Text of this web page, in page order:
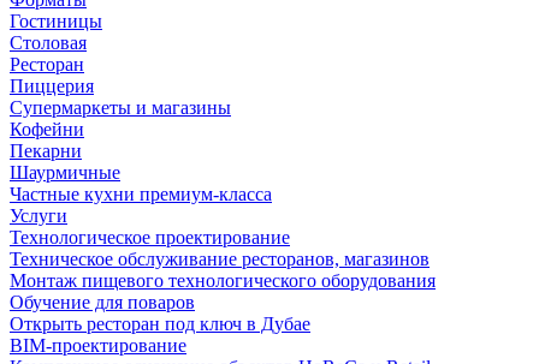
Гостиницы
Столовая
Ресторан
Пиццерия
Супермаркеты и магазины
Кофейни
Пекарни
Шаурмичные
Частные кухни премиум-класса
Услуги
Технологическое проектирование
Техническое обслуживание ресторанов, магазинов
Монтаж пищевого технологического оборудования
Обучение для поваров
Открыть ресторан под ключ в Дубае
BIM-проектирование